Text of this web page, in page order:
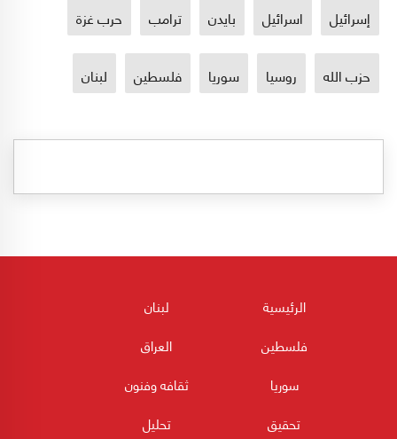
إسرائيل اسرائيل بايدن ترامب حرب غزة
حزب الله روسيا سوريا فلسطين لبنان
الرئيسية
لبنان
فلسطين
العراق
سوريا
ثقافه وفنون
تحقيق
تحليل